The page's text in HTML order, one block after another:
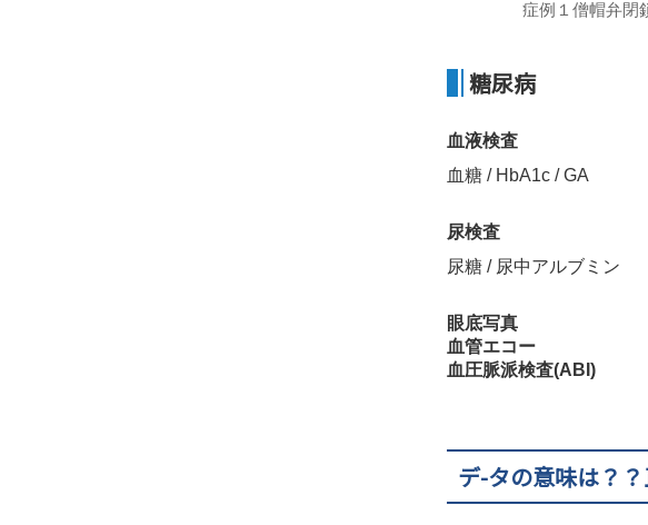
症例１僧帽弁閉
糖尿病
血液検査
血糖 / HbA1c / GA
尿検査
尿糖 / 尿中アルブミン
眼底写真
血管エコー
血圧脈派検査(ABI)
デ-タの意味は？